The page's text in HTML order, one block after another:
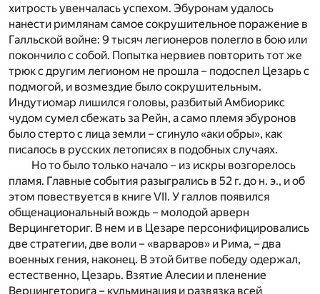
хитрость увенчалась успехом. Эбуронам удалось
нанести римлянам самое сокрушительное поражение в
Галльской войне: 9 тысяч легионеров полегло в бою или
покончило с собой. Попытка нервиев повторить тот же
трюк с другим легионом не прошла – подоспел Цезарь с
подмогой, и возмездие было сокрушительным.
Индутиомар лишился головы, разбитый Амбиорикс
чудом сумел сбежать за Рейн, а само племя эбуронов
было стерто с лица земли – сгинуло «аки обры», как
писалось в русских летописях в подобных случаях.
Но то было только начало – из искры возгорелось
пламя. Главные события разыгрались в 52 г. до н. э., и об
этом повествуется в книге VII. У галлов появился
общенациональный вождь – молодой арверн
Верцингеториг. В нем и в Цезаре персонифицировались
две стратегии, две воли – «варваров» и Рима, – два
военных гения, наконец. В этой битве победу одержал,
естественно, Цезарь. Взятие Алесии и пленение
Верцингеторига – кульминация и развязка всей